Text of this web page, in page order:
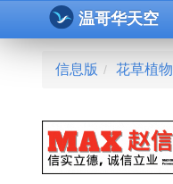
温哥华天空
信息版 / 花草植物